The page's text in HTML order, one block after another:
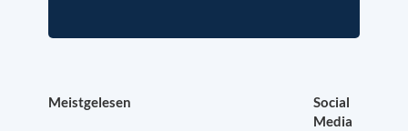
Meistgelesen
Social
Media